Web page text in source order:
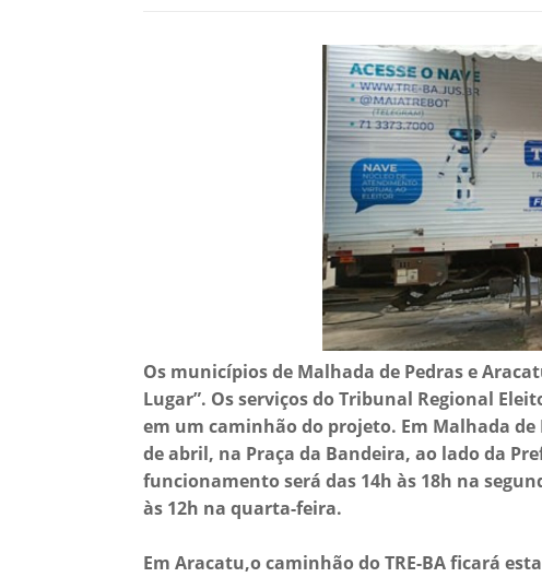
Os municípios de Malhada de Pedras e
Lugar”. Os serviços do Tribunal Regional
em um caminhão do projeto. Em Malhada
de abril, na Praça da Bandeira, ao lado da
funcionamento será das 14h às 18h na
às 12h na quarta-feira.
Em Aracatu,o caminhão do TRE-BA ficará